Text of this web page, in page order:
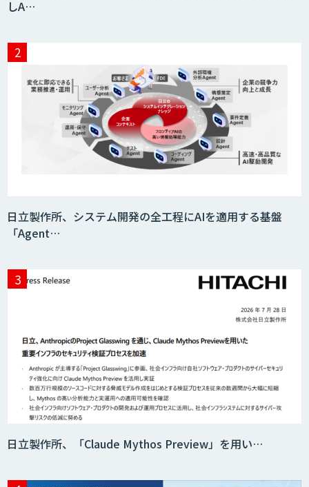
しA…
日立製作所、システム開発の全工程にAIを適用する基盤
「Agent…
日立製作所、「Claude Mythos Preview」を用い…